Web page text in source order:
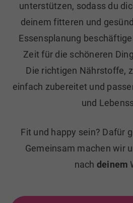
unterstützen, sodass du
deinem fitteren und
Essensplanung
Zeit für die schöneren
Die richtigen Nährstoffe,
einfach zubereitet und
und
Fit und happy sein? Dafür
Gemeinsam machen wir
nach deinem